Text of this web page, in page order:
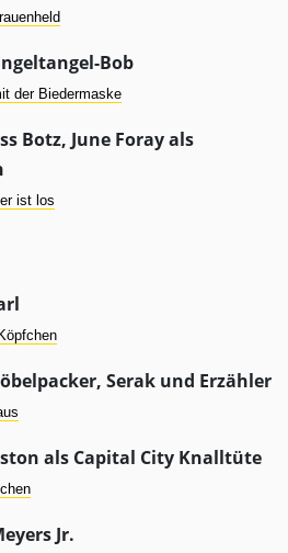
Bob
der Biedermaske
Botz, June Foray als
ist los
Serak und Erzähler
als Capital City Knalltüte
Jr.